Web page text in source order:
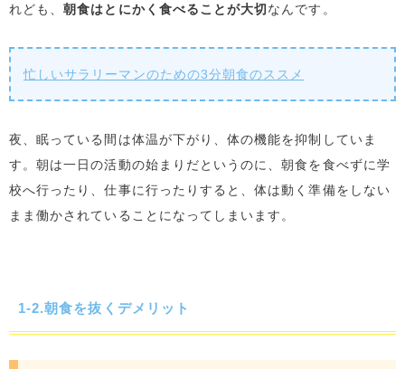
れども、朝食はとにかく食べることが大切なんです。
忙しいサラリーマンのための3分朝食のススメ
夜、眠っている間は体温が下がり、体の機能を抑制していま
す。朝は一日の活動の始まりだというのに、朝食を食べずに学
校へ行ったり、仕事に行ったりすると、体は動く準備をしない
まま働かされていることになってしまいます。
1-2.朝食を抜くデメリット